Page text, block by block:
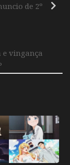
de 2º
e vingança